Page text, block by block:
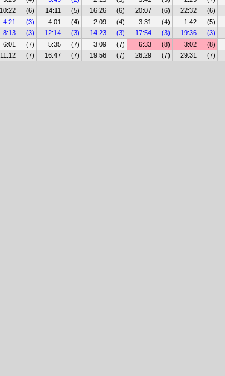
10:22 (6) 14:11 (5) 16:26 (6) 20:07 (6) 22:32 (6)
4:21 (3) 4:01 (4) 2:09 (4) 3:31 (4) 1:42 (5)
8:13 (3) 12:14 (3) 14:23 (3) 17:54 (3) 19:36 (3)
6:01 (7) 5:35 (7) 3:09 (7) 6:33 (8) 3:02 (8)
11:12 (7) 16:47 (7) 19:56 (7) 26:29 (7) 29:31 (7)